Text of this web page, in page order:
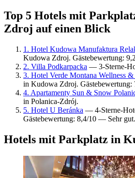
Top 5 Hotels mit
Zdroj auf einen Blick
1. Hotel Kudowa Manufaktura
Kudowa Zdroj. Gästebewertung:
2. Villa Podkarpacka — 3-Sterne-
3. Hotel Verde Montana Wellness &
in Kudowa Zdroj.
4. Apartamenty Sun & Snow
in Polanica-Zdrój.
5. Hotel U Beránka — 4-Sterne-
Gästebewertung: 8,4/10 — Sehr gut.
Hotels mit Parkplatz in